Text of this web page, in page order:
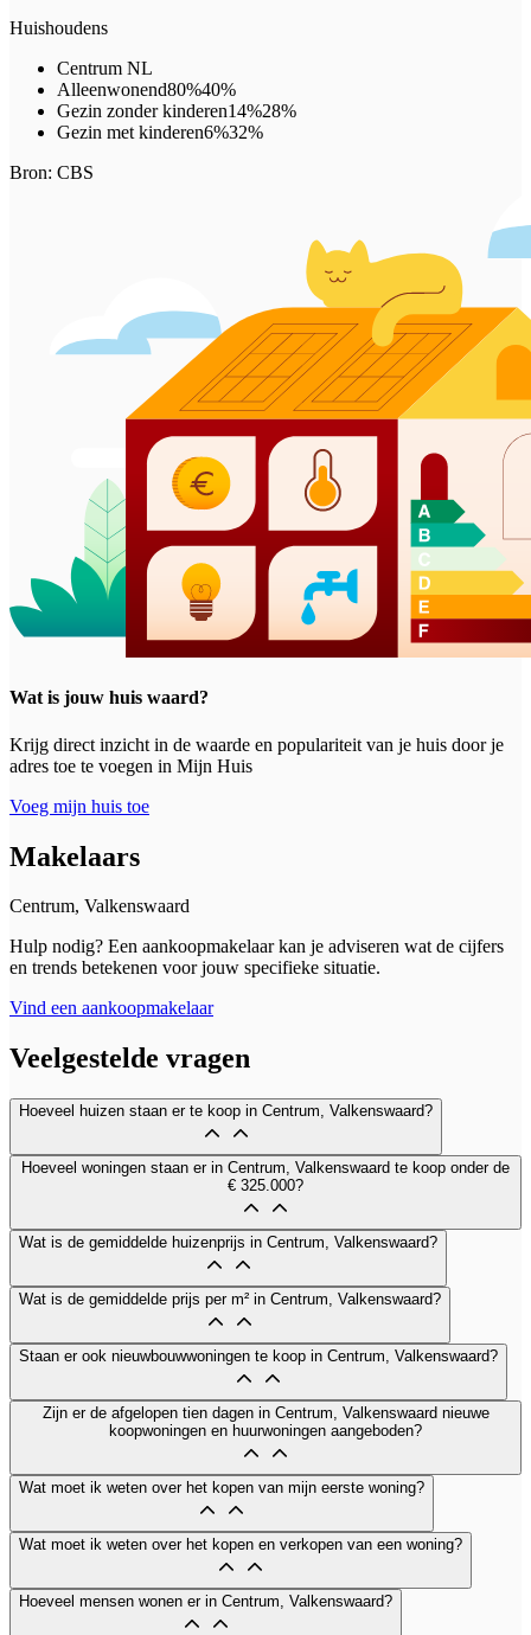
Huishoudens
Centrum NL
Alleenwonend80%40%
Gezin zonder kinderen14%28%
Gezin met kinderen6%32%
Bron: CBS
Wat is jouw huis waard?
Krijg direct inzicht in de waarde en populariteit van je huis door je
adres toe te voegen in Mijn Huis
Voeg mijn huis toe
Makelaars
Centrum, Valkenswaard
Hulp nodig? Een aankoopmakelaar kan je adviseren wat de cijfers
en trends betekenen voor jouw specifieke situatie.
Vind een aankoopmakelaar
Veelgestelde vragen
Hoeveel huizen staan er te koop in Centrum, Valkenswaard?
Hoeveel woningen staan er in Centrum, Valkenswaard te koop onder de
€ 325.000?
Wat is de gemiddelde huizenprijs in Centrum, Valkenswaard?
Wat is de gemiddelde prijs per m² in Centrum, Valkenswaard?
Staan er ook nieuwbouwwoningen te koop in Centrum, Valkenswaard?
Zijn er de afgelopen tien dagen in Centrum, Valkenswaard nieuwe
koopwoningen en huurwoningen aangeboden?
Wat moet ik weten over het kopen van mijn eerste woning?
Wat moet ik weten over het kopen en verkopen van een woning?
Hoeveel mensen wonen er in Centrum, Valkenswaard?